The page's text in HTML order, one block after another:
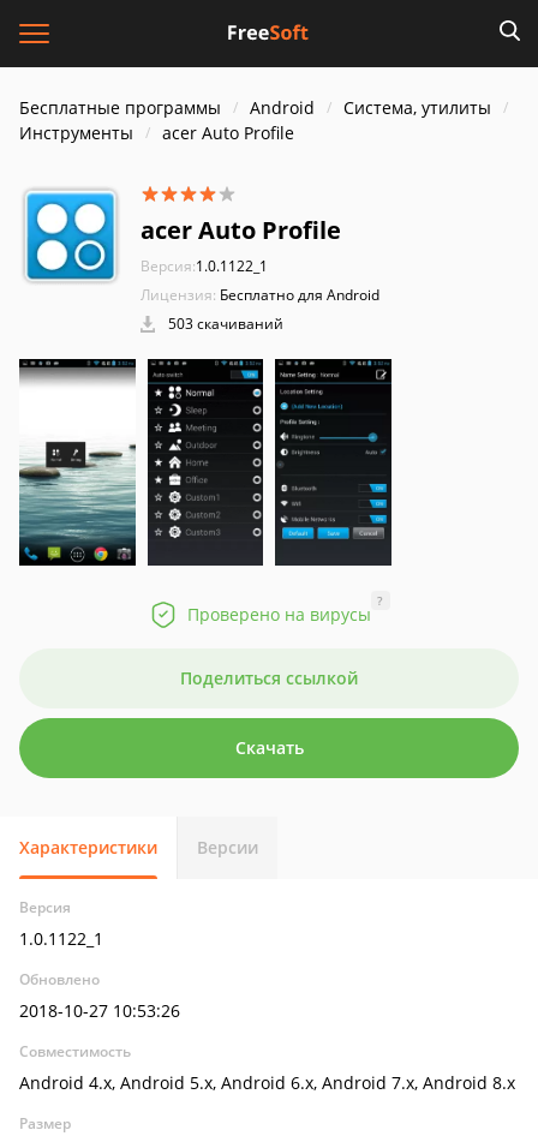
Бесплатные программы Android
Система, утилиты
Инструменты
acer Auto Profile
acer Auto Profile
Версия:1.0.1122_1
Лицензия: Бесплатно для Android
503 скачиваний
Проверено на вирусы
?
Поделиться ссылкой
Скачать
Характеристики Версии
Версия
1.0.1122_1
Обновлено
2018-10-27 10:53:26
Совместимость
Android 4.x, Android 5.x, Android 6.x, Android 7.x, Android 8.x
Размер